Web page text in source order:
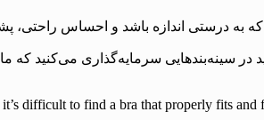
درستی اندازه باشد و احساس راحتی،
سرمایه‌گذاری می‌کنید که
difficult to find a bra that properly fits